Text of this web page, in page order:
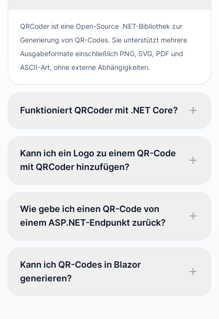
QRCoder ist eine Open-Source .NET-Bibliothek zur
Generierung von QR-Codes. Sie unterstützt mehrere
Ausgabeformate einschließlich PNG, SVG, PDF und
ASCII-Art, ohne externe Abhängigkeiten.
Funktioniert QRCoder mit .NET Core?
Kann ich ein Logo zu einem QR-Code
mit QRCoder hinzufügen?
Wie gebe ich einen QR-Code von
einem ASP.NET-Endpunkt zurück?
Kann ich QR-Codes in Blazor
generieren?